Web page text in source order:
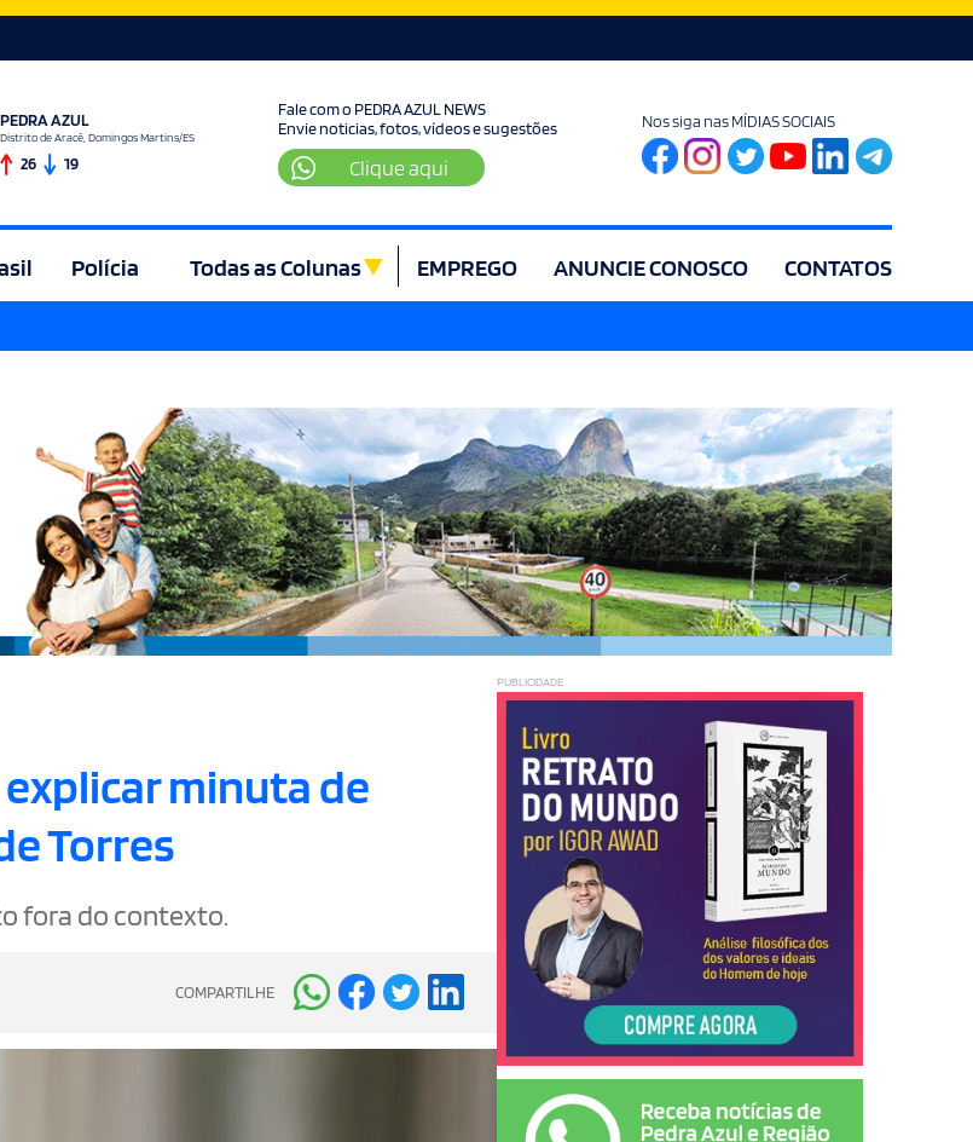
PEDRA AZUL
Distrito de Aracê, Domingos Martins/ES
26 19
Fale com o PEDRA AZUL NEWS
Envie noticias, fotos, vídeos e sugestões
Clique aqui
Nos siga nas MÍDIAS SOCIAIS
Polícia Todas as Colunas EMPREGO ANUNCIE CONOSCO CONTATOS
minuta de
Torres
fora do contexto.
COMPARTILHE
PUBLICIDADE